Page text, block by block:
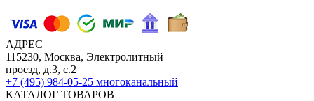
АДРЕС
115230, Москва, Электролитный
проезд, д.3, с.2
+7 (495) 984-05-25 многоканальный
КАТАЛОГ ТОВАРОВ